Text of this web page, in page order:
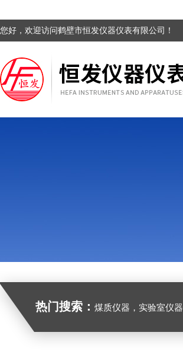
您好，欢迎访问鹤壁市恒发仪器仪表有限公司！
热门搜索： 煤质仪器，实验室仪器